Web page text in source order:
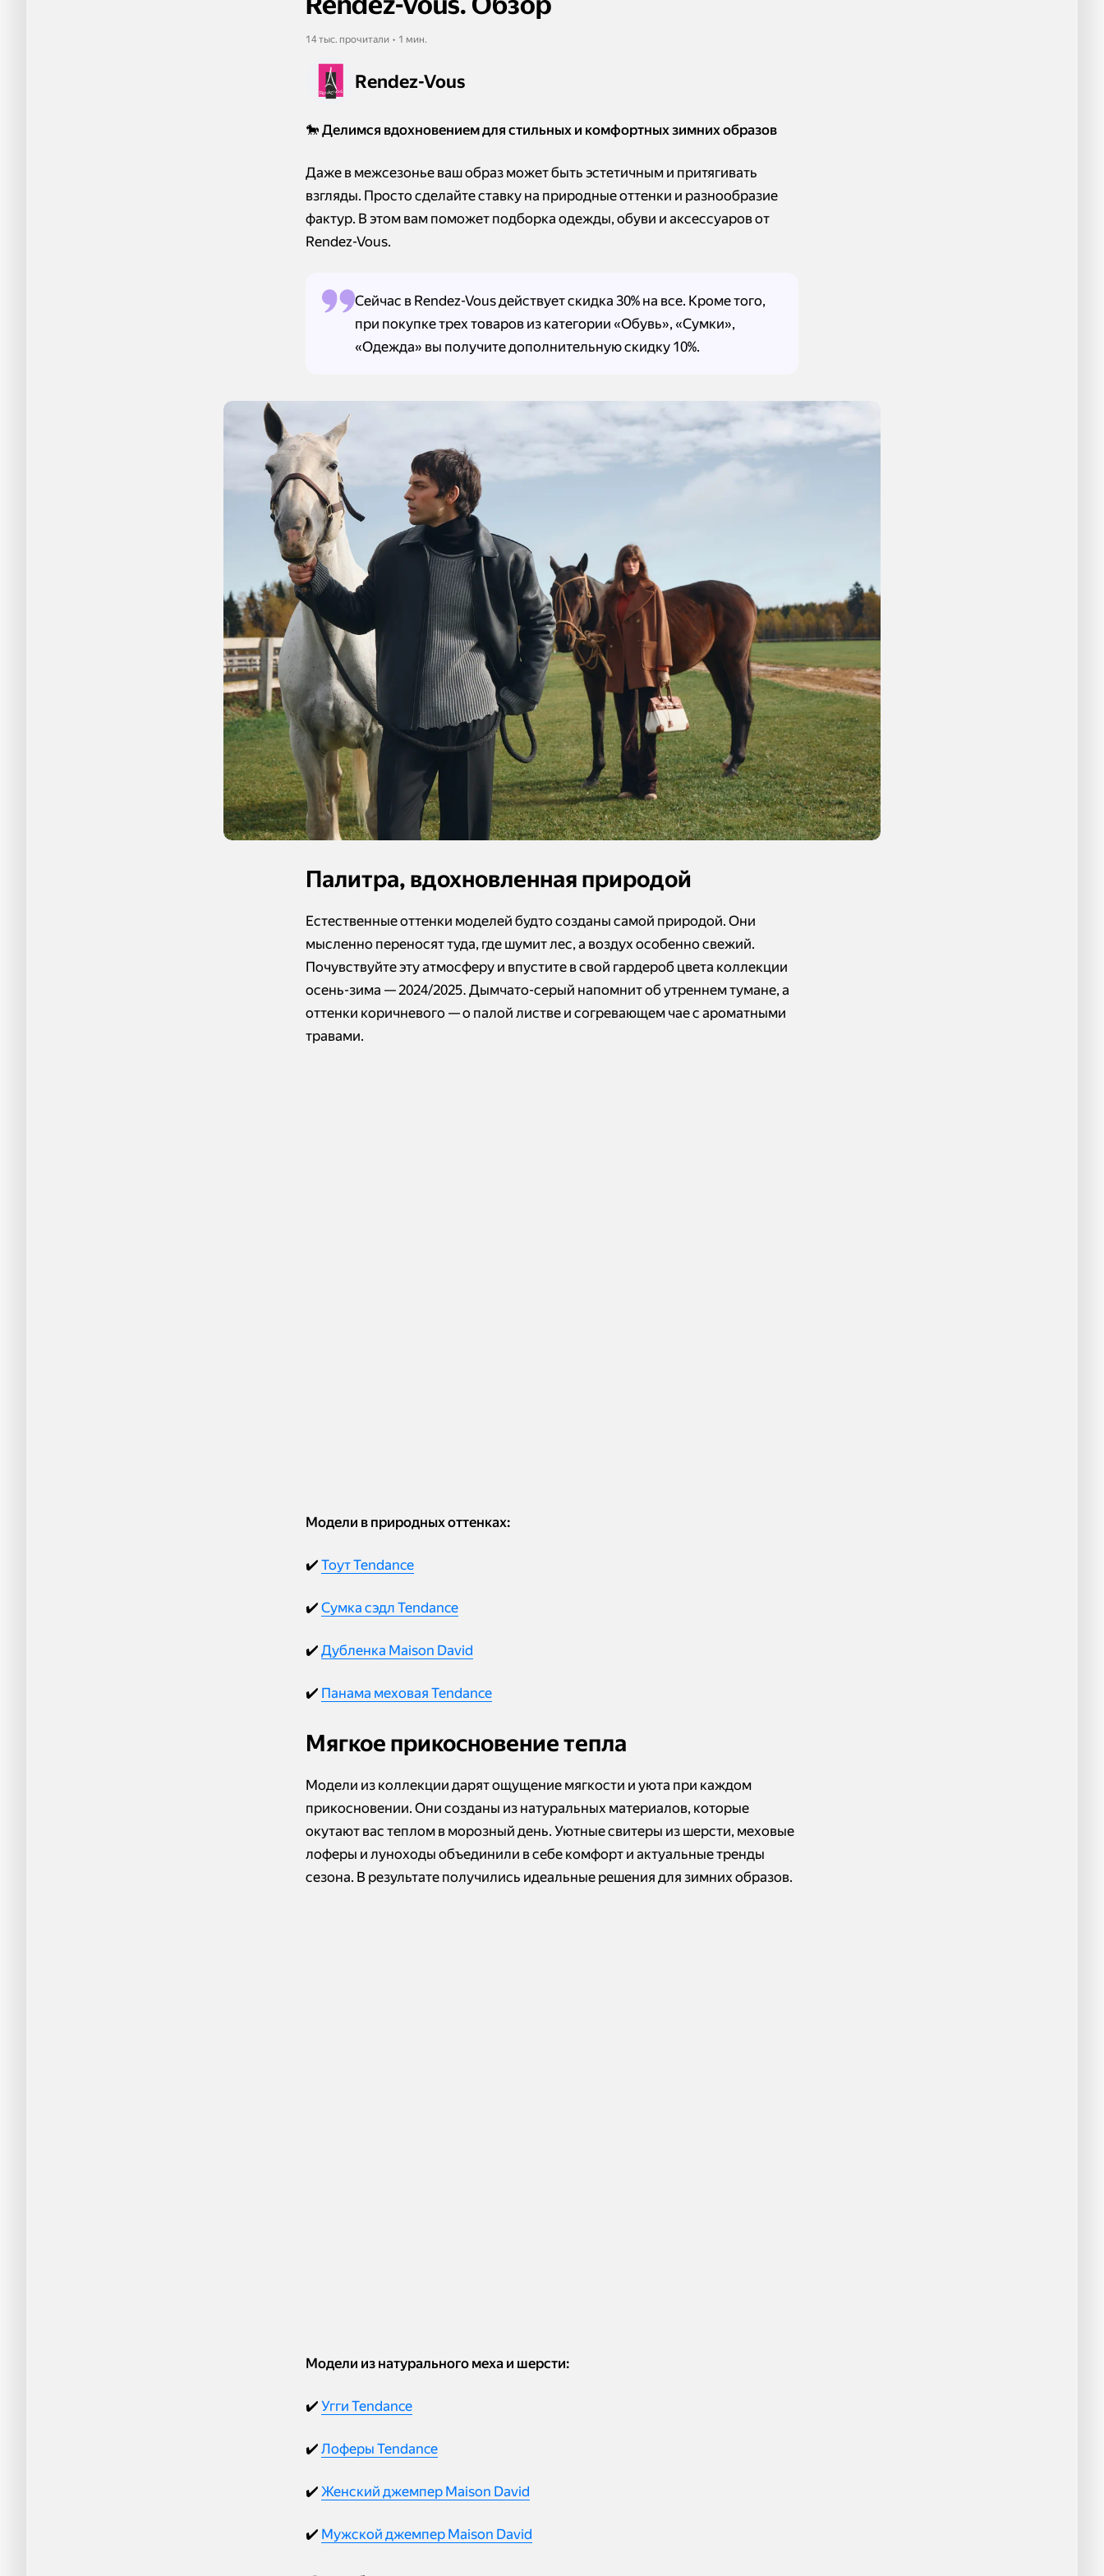
14 тыс. прочитали • 1 мин.
Rendez-Vous
🐎 Делимся вдохновением для стильных и комфортных зимних образов
Даже в межсезонье ваш образ может быть эстетичным и притягивать
взгляды. Просто сделайте ставку на природные оттенки и разнообразие
фактур. В этом вам поможет подборка одежды, обуви и аксессуаров от
Rendez-Vous.
Сейчас в Rendez-Vous действует скидка 30% на все. Кроме того,
при покупке трех товаров из категории «Обувь», «Сумки»,
«Одежда» вы получите дополнительную скидку 10%.
Палитра, вдохновленная природой
Естественные оттенки моделей будто созданы самой природой. Они
мысленно переносят туда, где шумит лес, а воздух особенно свежий.
Почувствуйте эту атмосферу и впустите в свой гардероб цвета коллекции
осень-зима — 2024/2025. Дымчато-серый напомнит об утреннем тумане, а
оттенки коричневого — о палой листве и согревающем чае с ароматными
травами.
Модели в природных оттенках:
✔️ Тоут Tendance
✔️ Сумка сэдл Tendance
✔️ Дубленка Maison David
✔️ Панама меховая Tendance
Мягкое прикосновение тепла
Модели из коллекции дарят ощущение мягкости и уюта при каждом
прикосновении. Они созданы из натуральных материалов, которые
окутают вас теплом в морозный день. Уютные свитеры из шерсти, меховые
лоферы и луноходы объединили в себе комфорт и актуальные тренды
сезона. В результате получились идеальные решения для зимних образов.
Модели из натурального меха и шерсти:
✔️ Угги Tendance
✔️ Лоферы Tendance
✔️ Женский джемпер Maison David
✔️ Мужской джемпер Maison David